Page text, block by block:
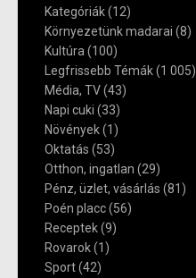
Kategóriák(12)
Környezetünk madarai (8)
Kultúra (100)
Legfrissebb Témák(1 005)
Média, TV(43)
Napi cuki (33)
Növények(1)
Oktatás (53)
Otthon, ingatlan (29)
Pénz, üzlet, vásárlás (81)
Poén placc(56)
Receptek(9)
Rovarok(1)
Sport(42)